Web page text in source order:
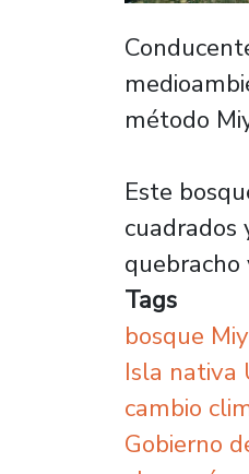
método
Este
cuadrados
Tags
bosque
Isla nativa
cambio
Gobierno